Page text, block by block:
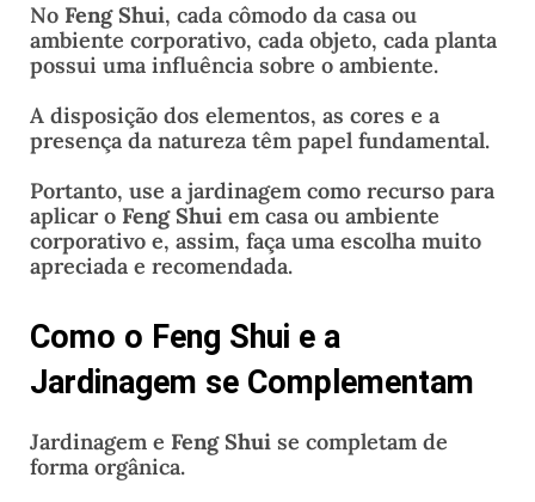
No Feng Shui, cada cômodo da casa ou
ambiente corporativo, cada objeto, cada planta
possui uma influência sobre o ambiente.
A disposição dos elementos, as cores e a
presença da natureza têm papel fundamental.
Portanto, use a jardinagem como recurso para
aplicar o Feng Shui em casa ou ambiente
corporativo e, assim, faça uma escolha muito
apreciada e recomendada.
Como o Feng Shui e a
Jardinagem se Complementam
Jardinagem e Feng Shui se completam de
forma orgânica.